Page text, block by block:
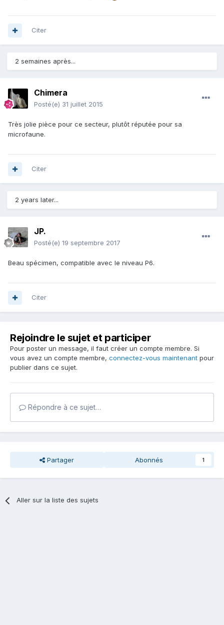
Citer
2 semaines après...
Chimera
Posté(e) 31 juillet 2015
Très jolie pièce pour ce secteur, plutôt réputée pour sa
microfaune.
Citer
2 years later...
JP.
Posté(e) 19 septembre 2017
Beau spécimen, compatible avec le niveau P6.
Citer
Rejoindre le sujet et participer
Pour poster un message, il faut créer un compte membre. Si
vous avez un compte membre, connectez-vous maintenant pour
publier dans ce sujet.
Répondre à ce sujet…
Partager Abonnés 1
Aller sur la liste des sujets